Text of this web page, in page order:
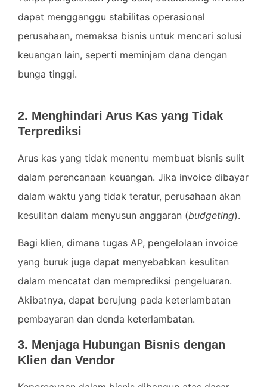
dapat mengganggu stabilitas operasional
perusahaan, memaksa bisnis untuk mencari solusi
keuangan lain, seperti meminjam dana dengan
bunga tinggi.
2. Menghindari Arus Kas yang Tidak
Terprediksi
Arus kas yang tidak menentu membuat bisnis sulit
dalam perencanaan keuangan. Jika invoice dibayar
dalam waktu yang tidak teratur, perusahaan akan
kesulitan dalam menyusun anggaran (budgeting).
Bagi klien, dimana tugas AP, pengelolaan invoice
yang buruk juga dapat menyebabkan kesulitan
dalam mencatat dan memprediksi pengeluaran.
Akibatnya, dapat berujung pada keterlambatan
pembayaran dan denda keterlambatan.
3. Menjaga Hubungan Bisnis dengan
Klien dan Vendor